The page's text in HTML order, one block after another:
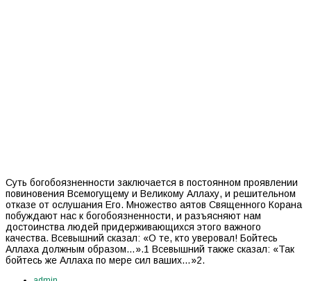
Суть богобоязненности заключается в постоянном проявлении
повиновения Всемогущему и Великому Аллаху, и решительном
отказе от ослушания Его. Множество аятов Священного Корана
побуждают нас к богобоязненности, и разъясняют нам
достоинства людей придерживающихся этого важного
качества. Всевышний сказал: «О те, кто уверовал! Бойтесь
Аллаха должным образом…».1 Всевышний также сказал: «Так
бойтесь же Аллаха по мере сил ваших…»2.